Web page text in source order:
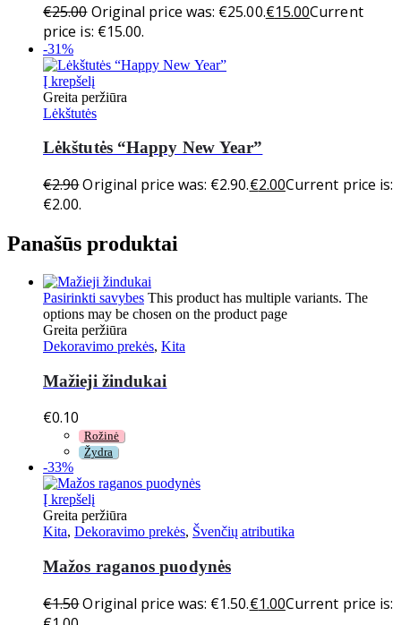
€25.00 Original price was: €25.00.€15.00Current
price is: €15.00.
-31%
Į krepšelį
Greita peržiūra
Lėkštutės
Lėkštutės “Happy New Year”
€2.90Original price was: €2.90.€2.00Current price is:
€2.00.
Panašūs produktai
Pasirinkti savybes This product has multiple variants. The
options may be chosen on the product page
Greita peržiūra
Dekoravimo prekės, Kita
Mažieji žindukai
€0.10
Rožinė
Žydra
-33%
Į krepšelį
Greita peržiūra
Kita, Dekoravimo prekės, Švenčių atributika
Mažos raganos puodynės
€1.50Original price was: €1.50.€1.00Current price is: